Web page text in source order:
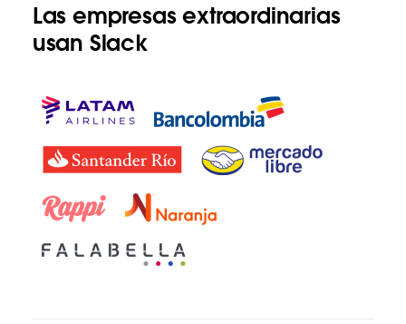
Las empresas extraordinarias
usan Slack